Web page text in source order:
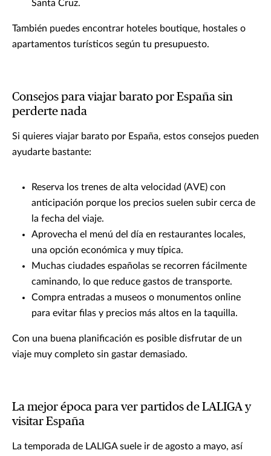
Santa Cruz.
También puedes encontrar hoteles boutique, hostales o
apartamentos turísticos según tu presupuesto.
Consejos para viajar barato por España sin
perderte nada
Si quieres viajar barato por España, estos consejos pueden
ayudarte bastante:
Reserva los trenes de alta velocidad (AVE) con
anticipación porque los precios suelen subir cerca de
la fecha del viaje.
Aprovecha el menú del día en restaurantes locales,
una opción económica y muy típica.
Muchas ciudades españolas se recorren fácilmente
caminando, lo que reduce gastos de transporte.
Compra entradas a museos o monumentos online
para evitar filas y precios más altos en la taquilla.
Con una buena planificación es posible disfrutar de un
viaje muy completo sin gastar demasiado.
La mejor época para ver partidos de LALIGA y
visitar España
La temporada de LALIGA suele ir de agosto a mayo, así